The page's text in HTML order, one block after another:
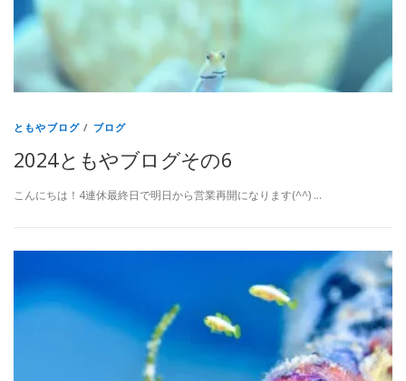
ともやブログ / ブログ
2024ともやブログその6
こんにちは！4連休最終日で明日から営業再開になります(^^) …